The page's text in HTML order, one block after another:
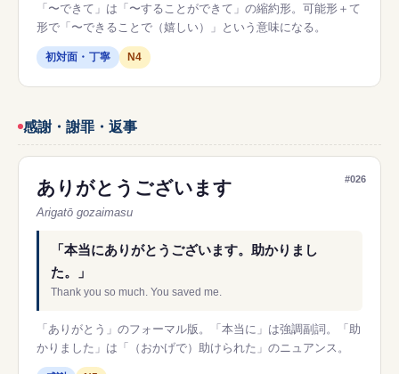
「〜できて」は「〜することができて」の縮約形。可能形＋て
形で「〜できることで（嬉しい）」という意味になる。
初対面・丁寧 N4
感謝・謝罪・返事
#026
ありがとうございます
Arigatō gozaimasu
「本当にありがとうございます。助かりまし
た。」
Thank you so much. You saved me.
「ありがとう」のフォーマル版。「本当に」は強調副詞。「助
かりました」は「（おかげで）助けられた」のニュアンス。